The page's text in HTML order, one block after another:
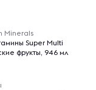
Minerals
Super Multi
фрукты, 946 мл